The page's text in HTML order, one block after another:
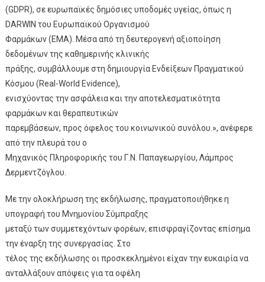
(GDPR), σε ευρωπαϊκές δημόσιες υποδομές υγείας, όπως η
DARWIN του Ευρωπαϊκού Οργανισμού
Φαρμάκων (EMA). Μέσα από τη δευτερογενή αξιοποίηση
δεδομένων της καθημερινής κλινικής
πράξης, συμβάλλουμε στη δημιουργία Ενδείξεων Πραγματικού
Κόσμου (Real-World Evidence),
ενισχύοντας την ασφάλεια και την αποτελεσματικότητα
φαρμάκων και θεραπευτικών
παρεμβάσεων, προς όφελος του κοινωνικού συνόλου.», ανέφερε
από την πλευρά του ο
Μηχανικός Πληροφορικής του Γ.Ν. Παπαγεωργίου, Λάμπρος
Δερμεντζόγλου.
Με την ολοκλήρωση της εκδήλωσης, πραγματοποιήθηκε η
υπογραφή του Μνημονίου Σύμπραξης
μεταξύ των συμμετεχόντων φορέων, επισφραγίζοντας επίσημα
την έναρξη της συνεργασίας. Στο
τέλος της εκδήλωσης οι προσκεκλημένοι είχαν την ευκαιρία να
ανταλλάξουν απόψεις για τα οφέλη